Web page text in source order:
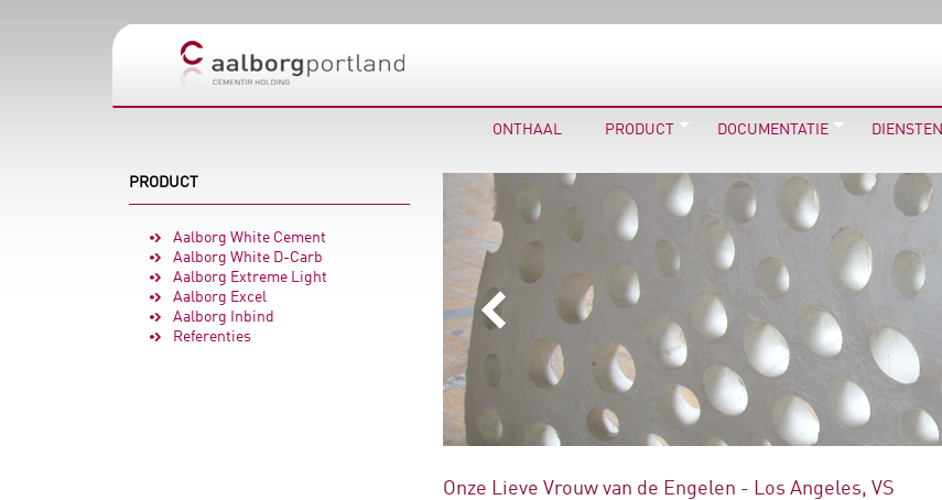
ONTHAAL PRODUCT DOCUMENTATIE DIENSTEN
PRODUCT
Aalborg White Cement
Aalborg White D-Carb
Aalborg Extreme Light
Aalborg Excel
Aalborg Inbind
Referenties
Onze Lieve Vrouw van de Engelen - Los Angeles, VS